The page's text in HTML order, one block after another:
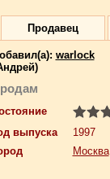
Продавец
warlock
выпуска
1997
Москва